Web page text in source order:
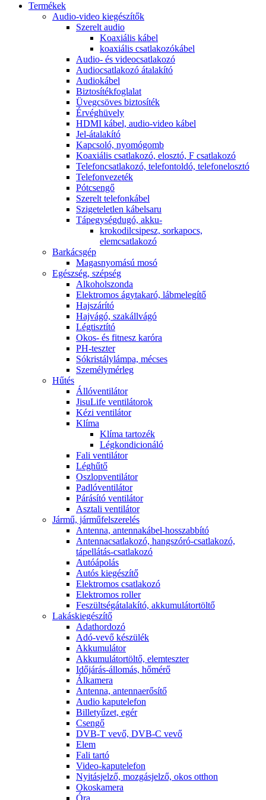
Termékek
Audio-video kiegészítők
Szerelt audio
Koaxiális kábel
koaxiális csatlakozókábel
Audio- és videocsatlakozó
Audiocsatlakozó átalakító
Audiokábel
Biztosítékfoglalat
Üvegcsöves biztosíték
Érvéghüvely
HDMI kábel, audio-video kábel
Jel-átalakító
Kapcsoló, nyomógomb
Koaxiális csatlakozó, elosztó, F csatlakozó
Telefoncsatlakozó, telefontoldó, telefonelosztó
Telefonvezeték
Pótcsengő
Szerelt telefonkábel
Szigeteletlen kábelsaru
Tápegységdugó, akku-
krokodilcsipesz, sorkapocs,
elemcsatlakozó
Barkácsgép
Magasnyomású mosó
Egészség, szépség
Alkoholszonda
Elektromos ágytakaró, lábmelegítő
Hajszárító
Hajvágó, szakállvágó
Légtisztító
Okos- és fitnesz karóra
PH-teszter
Sókristálylámpa, mécses
Személymérleg
Hűtés
Állóventilátor
JisuLife ventilátorok
Kézi ventilátor
Klíma
Klíma tartozék
Légkondicionáló
Fali ventilátor
Léghűtő
Oszlopventilátor
Padlóventilátor
Párásító ventilátor
Asztali ventilátor
Jármű, járműfelszerelés
Antenna, antennakábel-hosszabbító
Antennacsatlakozó, hangszóró-csatlakozó,
tápellátás-csatlakozó
Autóápolás
Autós kiegészítő
Elektromos csatlakozó
Elektromos roller
Feszültségátalakító, akkumulátortöltő
Lakáskiegészítő
Adathordozó
Adó-vevő készülék
Akkumulátor
Akkumulátortöltő, elemteszter
Időjárás-állomás, hőmérő
Álkamera
Antenna, antennaerősítő
Audio kaputelefon
Billetyűzet, egér
Csengő
DVB-T vevő, DVB-C vevő
Elem
Fali tartó
Video-kaputelefon
Nyitásjelző, mozgásjelző, okos otthon
Okoskamera
Óra